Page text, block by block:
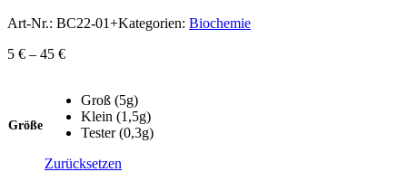
Art-Nr.: BC22-01+Kategorien: Biochemie
5 € – 45 €
Größe
Groß (5g)
Klein (1,5g)
Tester (0,3g)
Zurücksetzen